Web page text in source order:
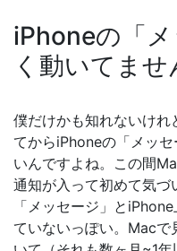
iPhoneの「
く動いてませ
僕だけかも知れないけれ
てからiPhoneの「メッ
いんですよね。この間
通知が入って初めて気
「メッセージ」と
ていないっぽい。Macで